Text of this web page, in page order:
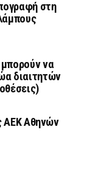
στη
να
διαιτητών
ΑΕΚ Αθηνών